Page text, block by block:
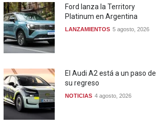
Ford lanza la Territory
Platinum en Argentina
LANZAMIENTOS 5 agosto, 2026
El Audi A2 está a un paso de
su regreso
NOTICIAS 4 agosto, 2026